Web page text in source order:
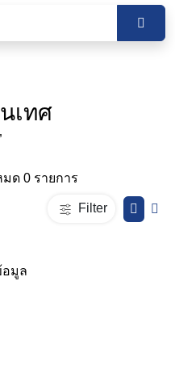
เทศ
ด 0 รายการ
Filter
มูล